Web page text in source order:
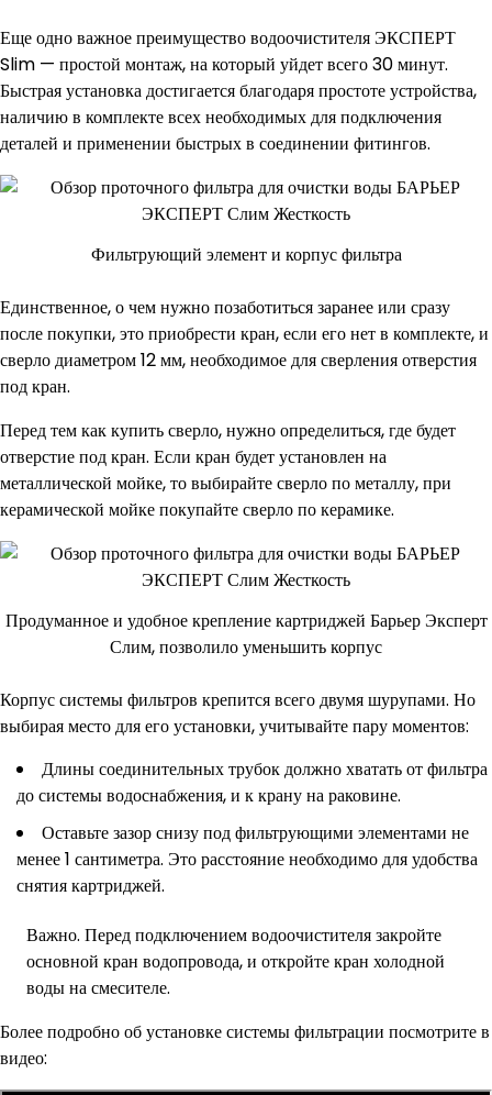
Еще одно важное преимущество водоочистителя ЭКСПЕРТ
Slim — простой монтаж, на который уйдет всего 30 минут.
Быстрая установка достигается благодаря простоте устройства,
наличию в комплекте всех необходимых для подключения
деталей и применении быстрых в соединении фитингов.
Фильтрующий элемент и корпус фильтра
Единственное, о чем нужно позаботиться заранее или сразу
после покупки, это приобрести кран, если его нет в комплекте, и
сверло диаметром 12 мм, необходимое для сверления отверстия
под кран.
Перед тем как купить сверло, нужно определиться, где будет
отверстие под кран. Если кран будет установлен на
металлической мойке, то выбирайте сверло по металлу, при
керамической мойке покупайте сверло по керамике.
Продуманное и удобное крепление картриджей Барьер Эксперт
Слим, позволило уменьшить корпус
Корпус системы фильтров крепится всего двумя шурупами. Но
выбирая место для его установки, учитывайте пару моментов:
Длины соединительных трубок должно хватать от фильтра
до системы водоснабжения, и к крану на раковине.
Оставьте зазор снизу под фильтрующими элементами не
менее 1 сантиметра. Это расстояние необходимо для удобства
снятия картриджей.
Важно. Перед подключением водоочистителя закройте
основной кран водопровода, и откройте кран холодной
воды на смесителе.
Более подробно об установке системы фильтрации посмотрите в
видео: